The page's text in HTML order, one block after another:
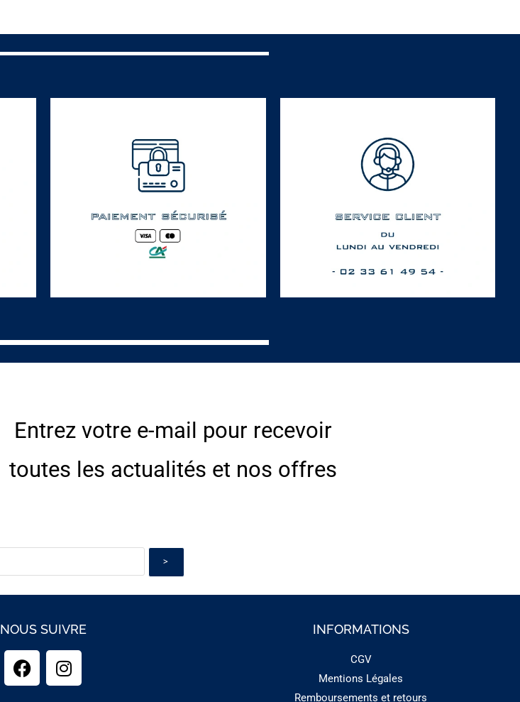
Entrez votre e-mail pour recevoir
toutes les actualités et nos offres
NOUS SUIVRE INFORMATIONS
CGV
Mentions Légales
Remboursements et retours